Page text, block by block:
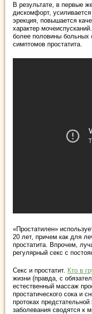
В результате, в первые
дискомфорт,
эрекция, повышается
характер
более половины больных
симптомов простатита.
«Простатилен»
20 лет, причем как для
простатита. Впрочем,
регулярный секс с
Секс и простатит. Кто в
жизни (правда, с
естественный массаж
простатического сока и
протоках
заболевания сводятся к